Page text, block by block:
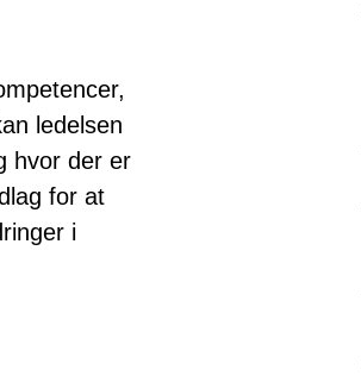
ledelsen
hvor der er
for at
i